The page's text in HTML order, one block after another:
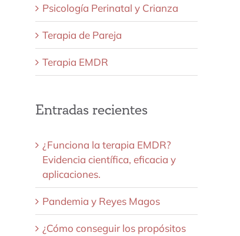
Psicología Perinatal y Crianza
Terapia de Pareja
Terapia EMDR
Entradas recientes
¿Funciona la terapia EMDR?
Evidencia científica, eficacia y
aplicaciones.
Pandemia y Reyes Magos
¿Cómo conseguir los propósitos